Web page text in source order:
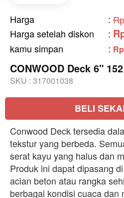
Harga :
Harga setelah diskon
:
kamu simpan :
CONWOOD Deck 6"
SKU : 317001038
BELI
Conwood Deck tersedia
tekstur yang berbeda.
serat kayu yang halus dan
Produk ini dapat dipasang
acian beton atau rangka
berbagai kondisi cuaca dan